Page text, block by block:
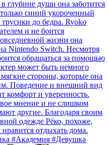
глубине души она заботится
синий укороченный
до бедра. Ryoko
и не боится
жизни она
Nintendo Switch. Несмотря
обращаться за помощью
может быть немного
стороны, которые она
Поведение и внешний вид
комфорт и уверенность.
мнение и не слишком
другие. Благодаря своим
одежде Рёко, похоже,
отдыхать дома.
#Академия #Девушка